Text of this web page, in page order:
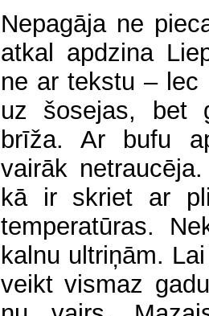
Nepagāja ne
atkal apdzina
ne ar tekstu –
uz šosejas, bet
brīža. Ar bufu
vairāk
kā ir skriet ar
temperatūras.
kalnu ultriņām.
veikt vismaz